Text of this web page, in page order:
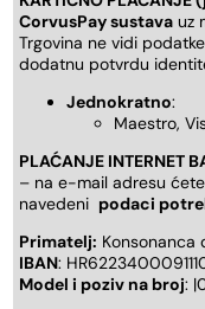
CorvusPay sustava uz
Trgovina ne vidi
dodatnu potvrdu
Jednokratno:
Maestro,
PLAĆANJE INTERNET
– na e-mail adresu
navedeni podaci
Primatelj: Konsonanca
IBAN:
Model i poziv na broj: